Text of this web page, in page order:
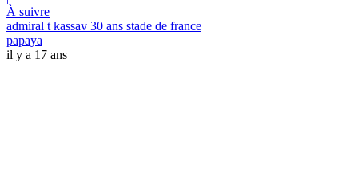
À suivre
admiral t kassav 30 ans stade de france
papaya
il y a 17 ans